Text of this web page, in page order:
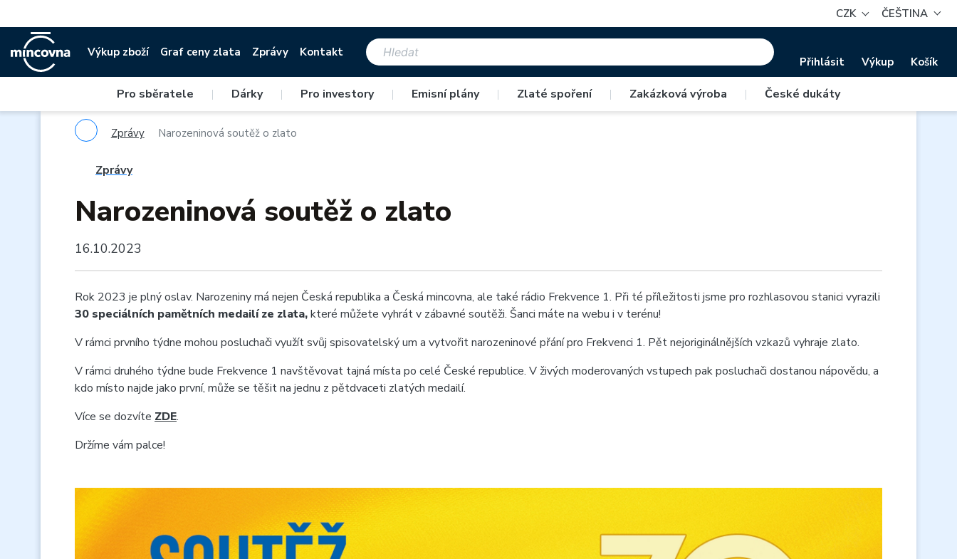
CZK ČEŠTINA
Výkup zboží Graf ceny zlata Zprávy Kontakt
Přihlásit Výkup Košík
Pro sběratele | Dárky | Pro investory | Emisní plány | Zlaté spoření | Zakázková výroba | České dukáty
Zprávy Narozeninová soutěž o zlato
Zprávy
Narozeninová soutěž o zlato
16.10.2023
Rok 2023 je plný oslav. Narozeniny má nejen Česká republika a Česká mincovna, ale také rádio Frekvence 1. Při té příležitosti jsme pro rozhlasovou stanici vyrazili
30 speciálních pamětních medailí ze zlata,které můžete vyhrát v zábavné soutěži. Šanci máte na webu i v terénu!
V rámci prvního týdne mohou posluchači využít svůj spisovatelský um a vytvořit narozeninové přání pro Frekvenci 1. Pět nejoriginálnějších vzkazů vyhraje zlato.
V rámci druhého týdne bude Frekvence 1 navštěvovat tajná místa po celé České republice. V živých moderovaných vstupech pak posluchači dostanou nápovědu, a
kdo místo najde jako první, může se těšit na jednu z pětdvaceti zlatých medailí.
Více se dozvíte ZDE.
Držíme vám palce!